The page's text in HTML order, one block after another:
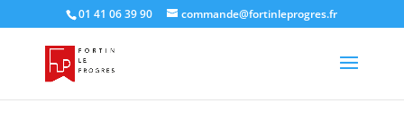
01 41 06 39 90 commande@fortinleprogres.fr